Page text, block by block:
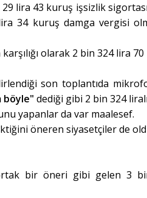
lira 43 kuruş işsizlik
34 kuruş damga vergisi
olarak 2 bin 324 lira
son toplantıda
böyle" dediği gibi 2 bin 324
yapanlar da var maalesef.
öneren siyasetçiler de
bir öneri gibi gelen 3